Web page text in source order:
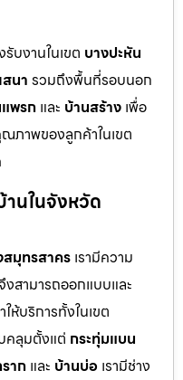
บงานในเขต บางปะหัน
เสนา รวมถึงพื้นที่รอบนอก
พรกและ บ้านสร้าง เพื่อ
ภาพของลูกค้าในเขต
นในจังหวัด
สมุทรสาครเรามีความ
งสามารถออกแบบและ
ห้บริการทั้งในเขต
คลุมตั้งแต่ กระทุ่มแบน
าก และ บ้านบ่อ เรามีช่าง